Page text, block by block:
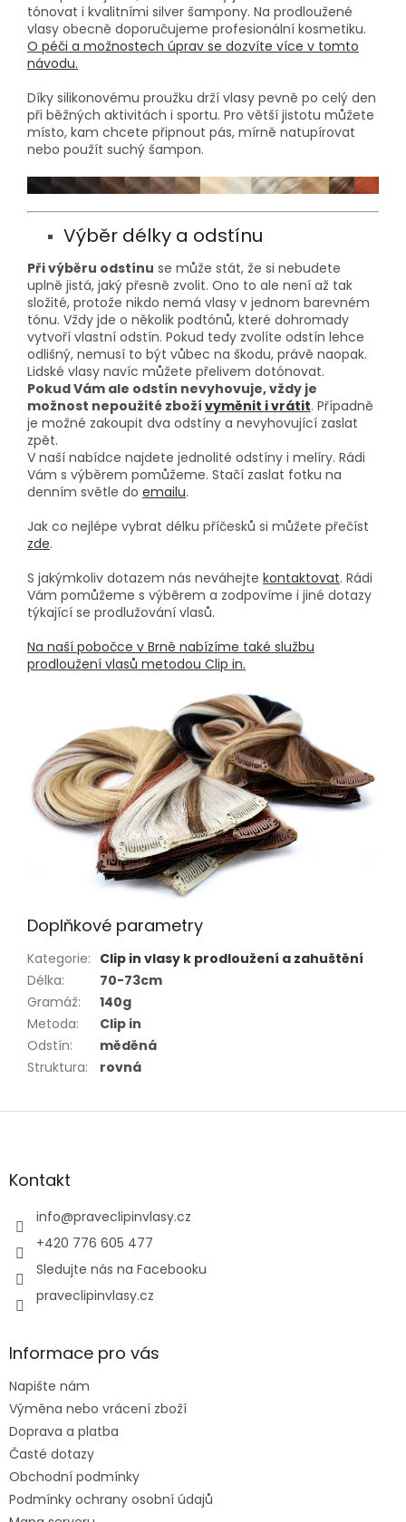
tónovat i kvalitními silver šampony. Na prodloužené
vlasy obecně doporučujeme profesionální kosmetiku.
O péči a možnostech úprav se dozvíte více v tomto
návodu.
Díky silikonovému proužku drží vlasy pevně po celý den
při běžných aktivitách i sportu. Pro větší jistotu můžete
místo, kam chcete připnout pás, mírně natupírovat
nebo použít suchý šampon.
Výběr délky a odstínu
Při výběru odstínu se může stát, že si nebudete
uplně jistá, jaký přesně zvolit. Ono to ale není až tak
složité, protože nikdo nemá vlasy v jednom barevném
tónu. Vždy jde o několik podtónů, které dohromady
vytvoří vlastní odstín. Pokud tedy zvolíte odstín lehce
odlišný, nemusí to být vůbec na škodu, právě naopak.
Lidské vlasy navíc můžete přelivem dotónovat.
Pokud Vám ale odstín nevyhovuje, vždy je
možnost nepoužité zboží vyměnit i vrátit. Případně
je možné zakoupit dva odstíny a nevyhovující zaslat
zpět.
V naší nabídce najdete jednolité odstíny i melíry. Rádi
Vám s výběrem pomůžeme. Stačí zaslat fotku na
denním světle do emailu.
Jak co nejlépe vybrat délku příčesků si můžete přečíst
zde.
S jakýmkoliv dotazem nás neváhejte kontaktovat. Rádi
Vám pomůžeme s výběrem a zodpovíme i jiné dotazy
týkající se prodlužování vlasů.
Na naší pobočce v Brně nabízíme také službu
prodloužení vlasů metodou Clip in.
Doplňkové parametry
Kategorie: Clip in vlasy k prodloužení a zahuštění
Délka:
70-73cm
Gramáž:
140g
Metoda:
Clip in
Odstín:
měděná
Struktura: rovná
Z
aKontakt
info@praveclipinvlasy.cz
+420 776 605 477
Sledujte nás na Facebooku
praveclipinvlasy.cz
Informace pro vás
Napište nám
Výměna nebo vrácení zboží
Doprava a platba
Časté dotazy
Obchodní podmínky
Podmínky ochrany osobní údajů